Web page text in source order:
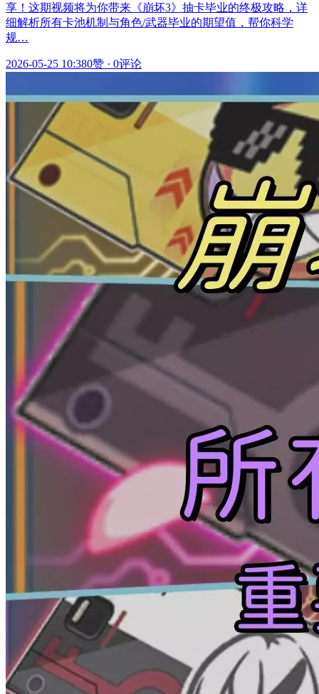
享！这期视频将为你带来《崩坏3》抽卡毕业的终极攻略，详
细解析所有卡池机制与角色/武器毕业的期望值，帮你科学
规…
2026-05-25 10:380赞 · 0评论